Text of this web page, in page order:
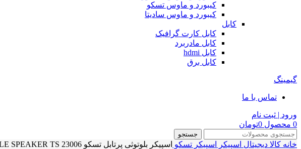
کیبورد و ماوس تسکو
کیبورد و ماوس سادیتا
کابل
کابل کارت گرافیک
کابل مادربرد
کابل hdmi
کابل برق
گیمینگ
تماس با ما
ورود | ثبت نام
0 محصول 0تومان
جستجو
خانه کالا دیجیتال اسپیکر اسپیکر تسکو اسپیکر بلوتوثی پرتابل تسکو TSCO PORTABLE SPEAKER TS 23006